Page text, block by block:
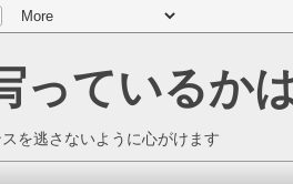
っているか
を逃さないように心がけます